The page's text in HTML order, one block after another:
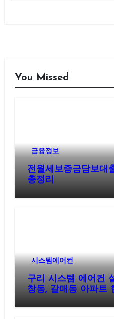
You Missed
금융정보
전월세보증금담보대
총정리
시스템에어컨
구리 시스템 에어컨
창동, 갈매동 아파트